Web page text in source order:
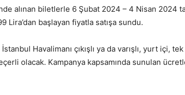
alınan biletlerle 6 Şubat 2024 – 4 Nisan 2024
Lira’dan başlayan fiyatla satışa sundu.
Havalimanı çıkışlı ya da varışlı, yurt içi,
olacak. Kampanya kapsamında sunulan